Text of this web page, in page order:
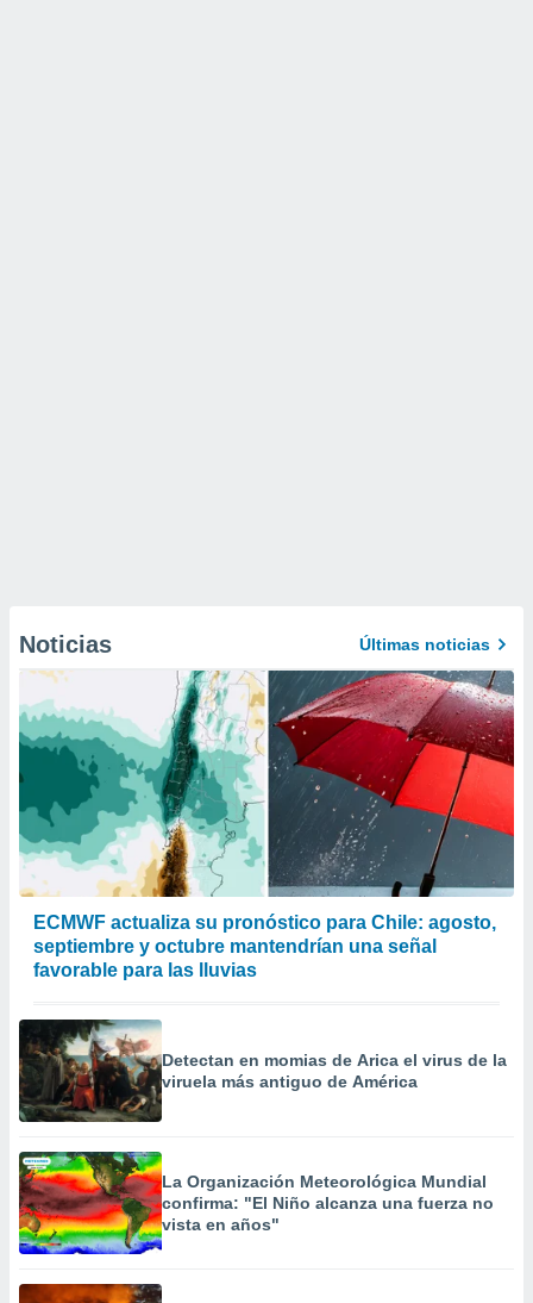
Noticias Últimas noticias
ECMWF actualiza su pronóstico para Chile: agosto,
septiembre y octubre mantendrían una señal
favorable para las lluvias
Detectan en momias de Arica el virus de la
viruela más antiguo de América
La Organización Meteorológica Mundial
confirma: "El Niño alcanza una fuerza no
vista en años"